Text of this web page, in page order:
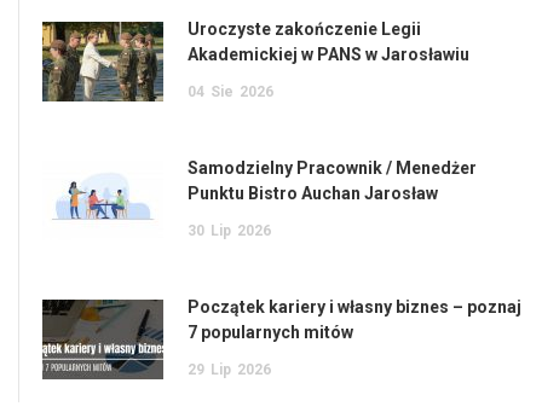
Uroczyste zakończenie Legii
Akademickiej w PANS w Jarosławiu
04 Sie 2026
Samodzielny Pracownik / Menedżer
Punktu Bistro Auchan Jarosław
30 Lip 2026
Początek kariery i własny biznes – poznaj
7 popularnych mitów
29 Lip 2026